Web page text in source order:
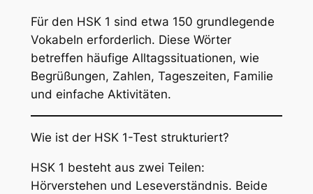
Für den HSK 1 sind etwa 150 grundlegende
Vokabeln erforderlich. Diese Wörter
betreffen häufige Alltagssituationen, wie
Begrüßungen, Zahlen, Tageszeiten, Familie
und einfache Aktivitäten.
Wie ist der HSK 1-Test strukturiert?
HSK 1 besteht aus zwei Teilen:
Hörverstehen und Leseverständnis. Beide